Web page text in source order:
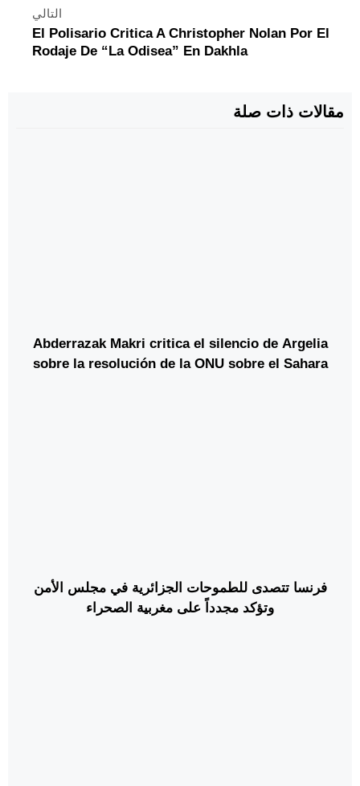
التالي
El Polisario Critica A Christopher Nolan Por El
Rodaje De “La Odisea” En Dakhla
مقالات ذات صلة
Abderrazak Makri critica el silencio de Argelia
sobre la resolución de la ONU sobre el Sahara
فرنسا تتصدى للطموحات الجزائرية في مجلس الأمن
وتؤكد مجدداً على مغربية الصحراء